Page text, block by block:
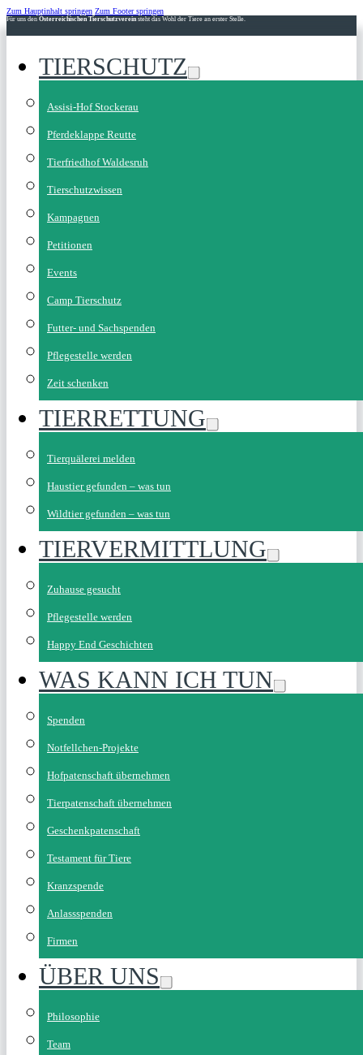
Zum Hauptinhalt springen Zum Footer springen
Für uns den Österreichischen Tierschutzvereinsteht das Wohl der Tiere an erster Stelle.
TIERSCHUTZ
Assisi-Hof Stockerau
Pferdeklappe Reutte
Tierfriedhof Waldesruh
Tierschutzwissen
Kampagnen
Petitionen
Events
Camp Tierschutz
Futter- und Sachspenden
Pflegestelle werden
Zeit schenken
TIERRETTUNG
Tierquälerei melden
Haustier gefunden – was tun
Wildtier gefunden – was tun
TIERVERMITTLUNG
Zuhause gesucht
Pflegestelle werden
Happy End Geschichten
WAS KANN ICH TUN
Spenden
Notfellchen-Projekte
Hofpatenschaft übernehmen
Tierpatenschaft übernehmen
Geschenkpatenschaft
Testament für Tiere
Kranzspende
Anlassspenden
Firmen
ÜBER UNS
Philosophie
Team